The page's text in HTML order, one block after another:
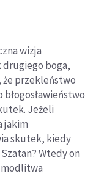
wizja
drugiego boga,
że przekleństwo
Jeżeli
jakim
skutek, kiedy
Wtedy on
modlitwa